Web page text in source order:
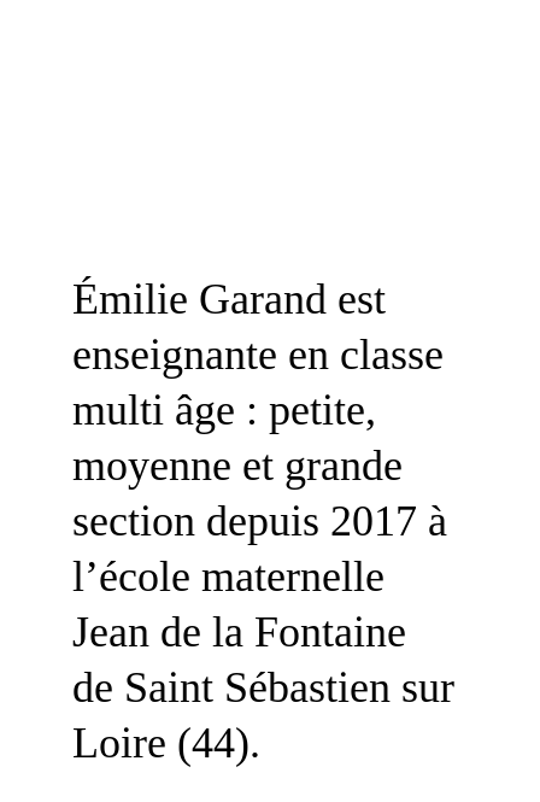
Émilie Garand est
enseignante en classe
multi âge : petite,
moyenne et grande
section depuis 2017 à
l’école maternelle
Jean de la Fontaine
de Saint Sébastien sur
Loire (44).